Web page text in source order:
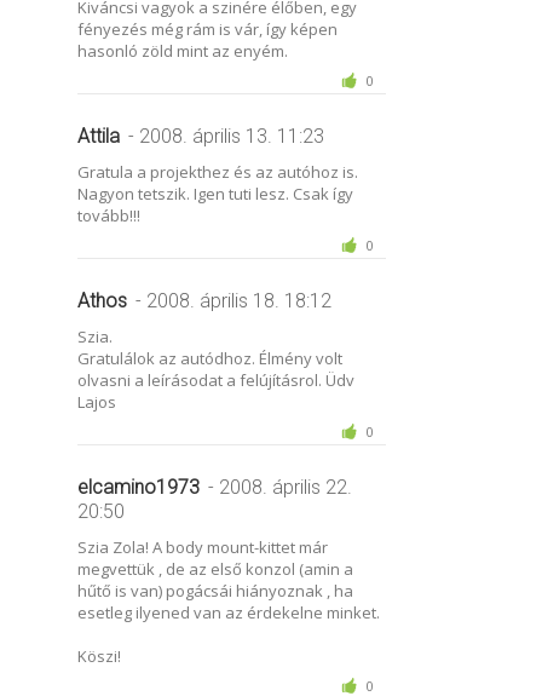
Kiváncsi vagyok a szinére élőben, egy
fényezés még rám is vár, így képen
hasonló zöld mint az enyém.
0
Attila - 2008. április 13. 11:23
Gratula a projekthez és az autóhoz is.
Nagyon tetszik. Igen tuti lesz. Csak így
tovább!!!
0
Athos - 2008. április 18. 18:12
Szia.
Gratulálok az autódhoz. Élmény volt
olvasni a leírásodat a felújításrol. Üdv
Lajos
0
elcamino1973 - 2008. április 22.
20:50
Szia Zola! A body mount-kittet már
megvettük , de az első konzol (amin a
hűtő is van) pogácsái hiányoznak , ha
esetleg ilyened van az érdekelne minket.
Köszi!
0